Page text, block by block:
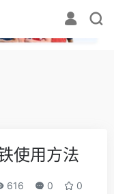
✕
使用方法
616 0 0